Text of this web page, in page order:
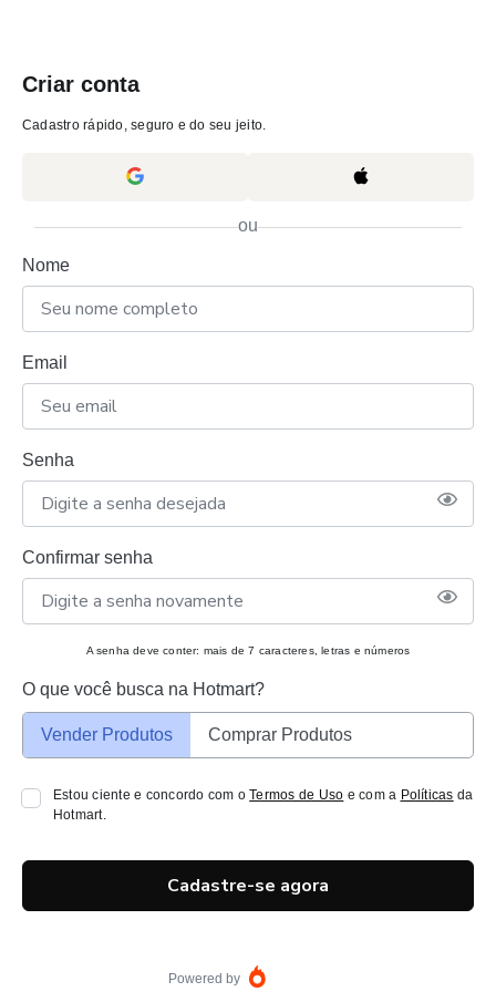
Criar conta
Cadastro rápido, seguro e do seu jeito.
ou
Nome
Email
Senha
Confirmar senha
A senha deve conter: mais de 7 caracteres, letras e números
O que você busca na Hotmart?
Vender Produtos Comprar Produtos
Estou ciente e concordo com oTermos de Uso e com a Políticas da
Hotmart.
Cadastre-se agora
Powered by